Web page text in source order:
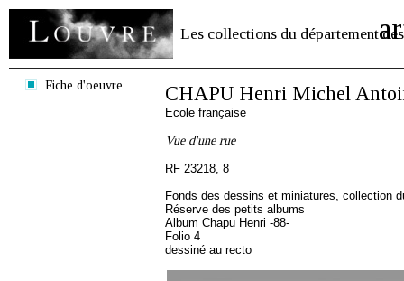
Les collections du département des
Fiche d'oeuvre CHAPU Henri Michel
Ecole française
Vue d'une rue
RF 23218, 8
Fonds des dessins et miniatures, collection
Réserve des petits albums
Album Chapu Henri -88-
Folio 4
dessiné au recto